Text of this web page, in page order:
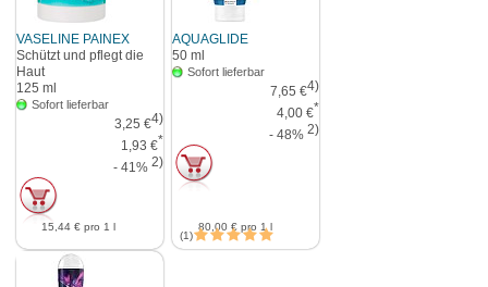
VASELINE PAINEX
Schützt und pflegt die
Haut
125ml
Sofort lieferbar
3,25 €4)
1,93 €*
- 41%2)
15,44 € pro 1 l
AQUAGLIDE
50ml
Sofort lieferbar
1
7,65 €4)
4,00 €*
- 48%2)
80,00 €pro 1 l